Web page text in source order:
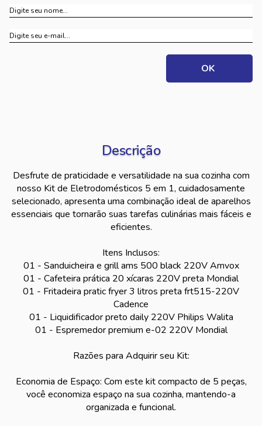
Descrição
Desfrute de praticidade e versatilidade na sua cozinha com
nosso Kit de Eletrodomésticos 5 em 1, cuidadosamente
selecionado, apresenta uma combinação ideal de aparelhos
essenciais que tornarão suas tarefas culinárias mais fáceis e
eficientes.
Itens Inclusos:
01 - Sanduicheira e grill ams 500 black 220V Amvox
01 - Cafeteira prática 20 xícaras 220V preta Mondial
01 - Fritadeira pratic fryer 3 litros preta frt515-220V
Cadence
01 - Liquidificador preto daily 220V Philips Walita
01 - Espremedor premium e-02 220V Mondial
Razões para Adquirir seu Kit:
Economia de Espaço: Com este kit compacto de 5 peças,
você economiza espaço na sua cozinha, mantendo-a
organizada e funcional.